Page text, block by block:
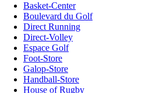
Basket-Center
Boulevard du Golf
Direct Running
Direct-Volley
Espace Golf
Foot-Store
Galop-Store
Handball-Store
House of Rugby